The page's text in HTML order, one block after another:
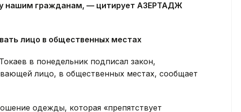
нашим гражданам, — цитирует АЗЕРТАДЖ
лицо в общественных местах
в понедельник подписал закон,
лицо, в общественных местах, сообщает
одежды, которая «препятствует